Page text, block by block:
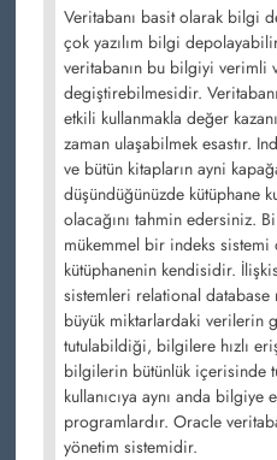
Veritabanı basit olarak bilgi
çok yazılım bilgi
veritabanın bu bilgiyi verimli
degiştirebilmesidir.
etkili kullanmakla değer
zaman ulaşabilmek esastır.
ve bütün kitapların ayni
düşündüğünüzde kütüphane
olacağını tahmin edersiniz.
mükemmel bir indeks
kütüphanenin kendisidir.
sistemleri relational database
büyük miktarlardaki verilerin
tutulabildiği, bilgilere hızlı
bilgilerin bütünlük içerisinde
kullanıcıya aynı anda bilgiye
programlardır. Oracle
yönetim sistemidir.